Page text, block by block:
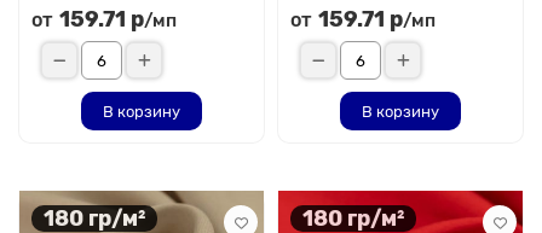
от 159.71 р/мп
В корзину
от 159.71 р/мп
В корзину
180 гр/м² 180 гр/м²